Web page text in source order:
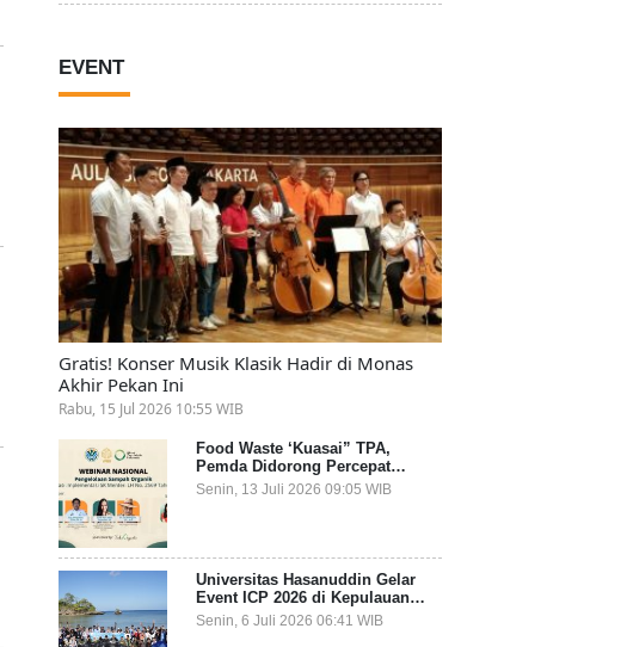
EVENT
Gratis! Konser Musik Klasik Hadir di Monas
Akhir Pekan Ini
Rabu, 15 Jul 2026 10:55 WIB
Food Waste ‘Kuasai” TPA,
Pemda Didorong Percepat
Transformasi Pengelolaan
Sampah Organik dari Sumber
Senin, 13 Juli 2026 09:05 WIB
Universitas Hasanuddin Gelar
Event ICP 2026 di Kepulauan
Selayar, Mahasiswa dari 27
Negara Jadi Partisipan
Senin, 6 Juli 2026 06:41 WIB